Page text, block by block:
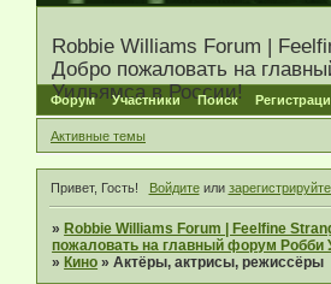
Robbie Williams Forum |
Добро пожаловать на
Уильямса в России!
Форум Участники Поиск
Активные темы
Привет, Гость! Войдитеили
» Robbie Williams Forum | Feelfine
пожаловать на главный форум Робби
» Кино »Актёры, актрисы, режиссёры